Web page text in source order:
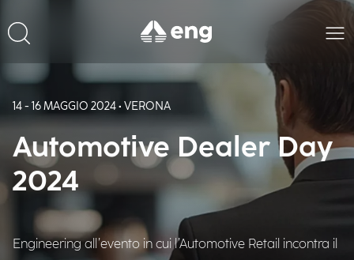
14 - 16 MAGGIO 2024 • VERONA
Automotive Dealer Day
2024
Engineering all’evento in cui l’Automotive Retail incontra il